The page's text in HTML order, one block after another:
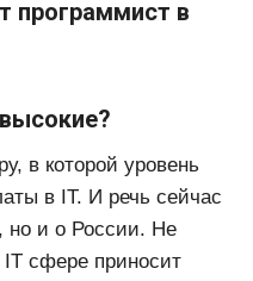
программист в
в которой уровень
в IT. И речь сейчас
но и о России. Не
IT сфере приносит